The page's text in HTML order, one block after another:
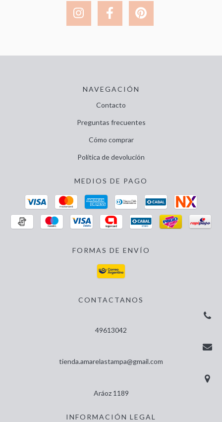
NAVEGACIÓN
Contacto
Preguntas frecuentes
Cómo comprar
Política de devolución
MEDIOS DE PAGO
FORMAS DE ENVÍO
CONTACTANOS
49613042
tienda.amarelastampa@gmail.com
Aráoz 1189
INFORMACIÓN LEGAL